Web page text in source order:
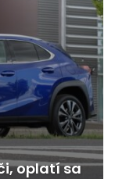
TEST: Dacia